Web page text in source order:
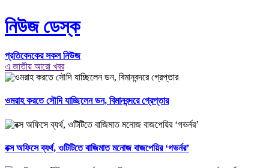
নিউজ ডেস্ক
প্রতিবেদকের সকল নিউজ
এ জাতীয় আরো খবর
ওমরাহ করতে সৌদি যাচ্ছিলেন ডন, বিমানবন্দরে গ্রেপ্তার
বক্স অফিসে ব্যর্থ, ওটিটিতে বাজিমাত মনোজ বাজপেয়ির ‘গভর্নর’